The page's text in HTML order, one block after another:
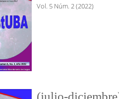
Vol. 5 Núm. 2 (2022)
(julio-